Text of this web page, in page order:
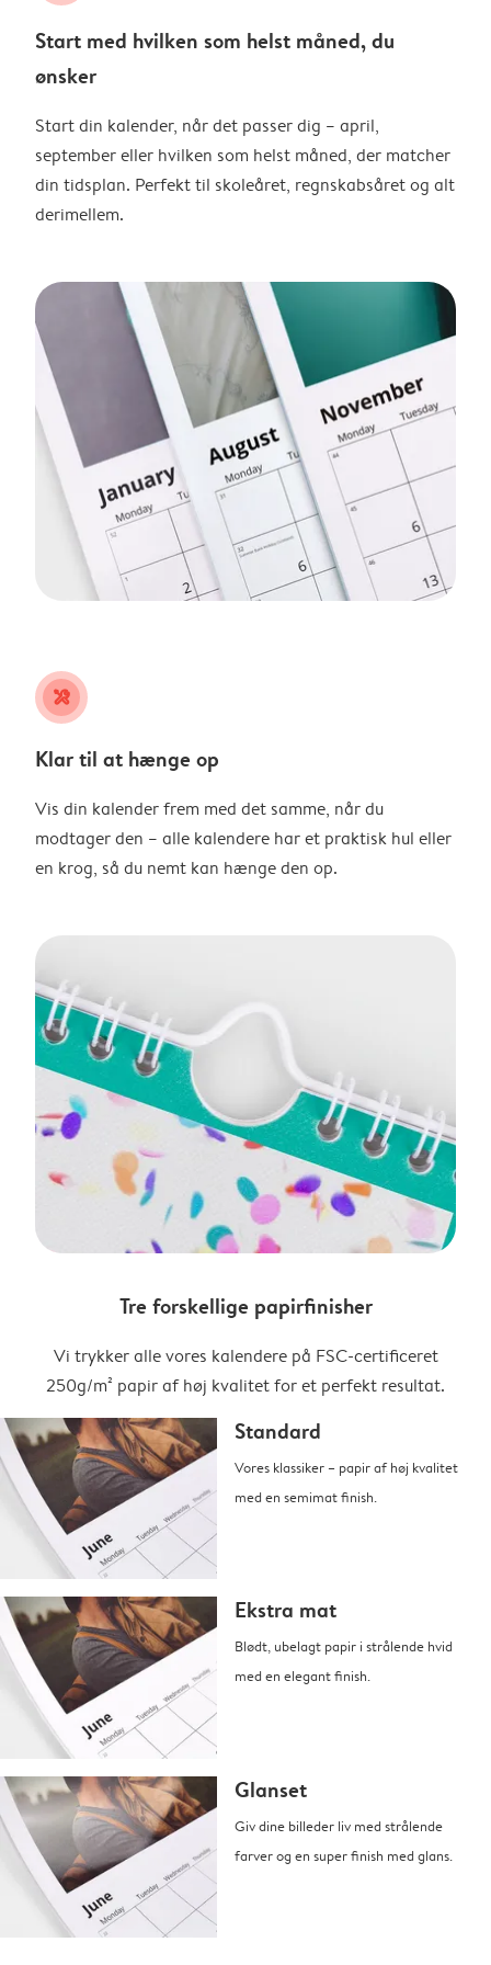
Start med hvilken som helst måned, du
ønsker
Start din kalender, når det passer dig – april,
september eller hvilken som helst måned, der matcher
din tidsplan. Perfekt til skoleåret, regnskabsåret og alt
derimellem.
tools
Klar til at hænge op
Vis din kalender frem med det samme, når du
modtager den – alle kalendere har et praktisk hul eller
en krog, så du nemt kan hænge den op.
Tre forskellige papirfinisher
Vi trykker alle vores kalendere på FSC-certificeret
250g/m² papir af høj kvalitet for et perfekt resultat.
Standard
Vores klassiker – papir af høj kvalitet
med en semimat finish.
Ekstra mat
Blødt, ubelagt papir i strålende hvid
med en elegant finish.
Glanset
Giv dine billeder liv med strålende
farver og en super finish med glans.